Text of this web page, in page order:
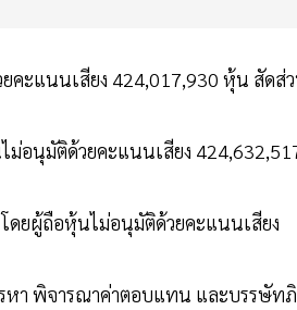
คะแนนเสียง 424,017,930 หุ้น สัดส่
ม่อนุมัติด้วยคะแนนเสียง
ดยผู้ถือหุ้นไม่อนุมัติด้วยคะแนนเสียง
รหา พิจารณาค่าตอบแทน และบรรษัทภิ